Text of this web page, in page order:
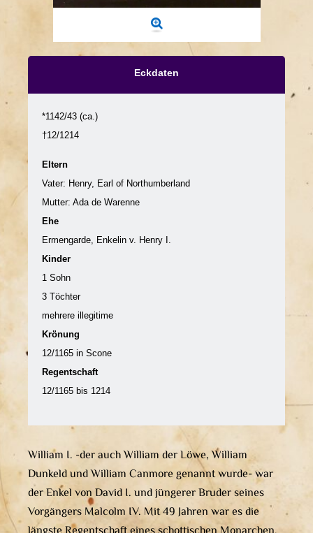
Eckdaten
*1142/43 (ca.)
†12/1214
Eltern
Vater: Henry, Earl of Northumberland
Mutter: Ada de Warenne
Ehe
Ermengarde, Enkelin v. Henry I.
Kinder
1 Sohn
3 Töchter
mehrere illegitime
Krönung
12/1165 in Scone
Regentschaft
12/1165 bis 1214
William I. -der auch William der Löwe, William
Dunkeld und William Canmore genannt wurde- war
der Enkel von David I. und jüngerer Bruder seines
Vorgängers Malcolm IV. Mit 49 Jahren war es die